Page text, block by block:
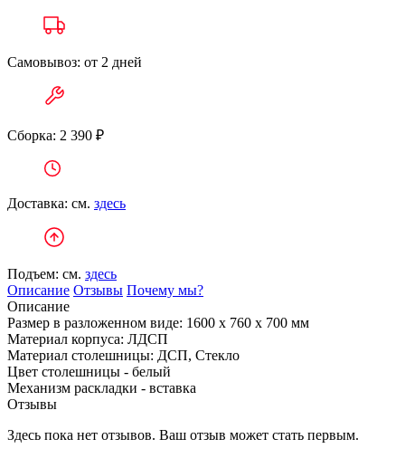
Самовывоз: от 2 дней
Сборка: 2 390 ₽
Доставка: см. здесь
Подъем: см. здесь
Описание Отзывы Почему мы?
Описание
Размер в разложенном виде: 1600 x 760 x 700 мм
Материал корпуса: ЛДСП
Материал столешницы: ДСП, Стекло
Цвет столешницы - белый
Механизм раскладки - вставка
Отзывы
Здесь пока нет отзывов. Ваш отзыв может стать первым.